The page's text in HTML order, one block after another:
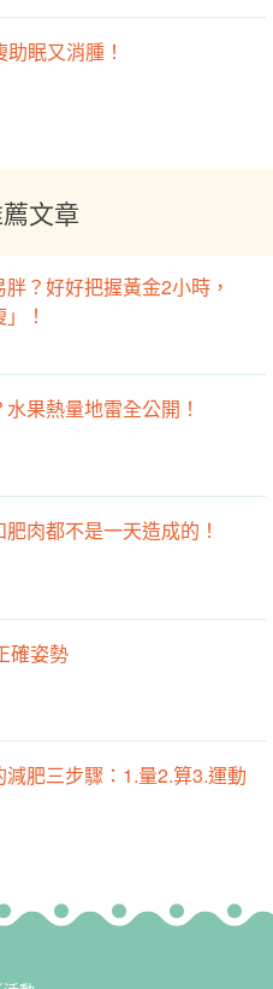
眠又消腫！
文章
？好好把握黃金2小時，
！
果熱量地雷全公開！
肉都不是一天造成的！
確姿勢
肥三步驟：1.量2.算3.運動